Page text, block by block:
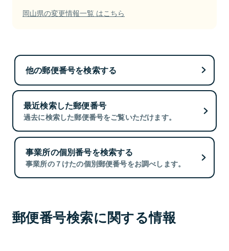
岡山県の変更情報一覧 はこちら
他の郵便番号を検索する
最近検索した郵便番号
過去に検索した郵便番号をご覧いただけます。
事業所の個別番号を検索する
事業所の７けたの個別郵便番号をお調べします。
郵便番号検索に関する情報